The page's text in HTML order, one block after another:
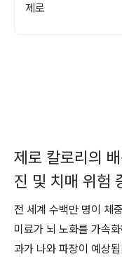
제로
제로 칼로리의
진 및 치매 위험
전 세계 수백만 명이 체
미료가 뇌 노화를 가속
과가 나와 파장이 예상